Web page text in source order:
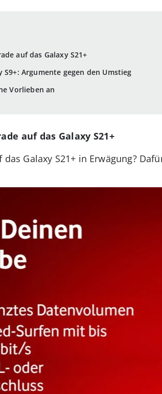
auf das Galaxy S21+
S9+: Argumente gegen den Umstieg
Vorlieben an
auf das Galaxy S21+
Galaxy S21+ in Erwägung?